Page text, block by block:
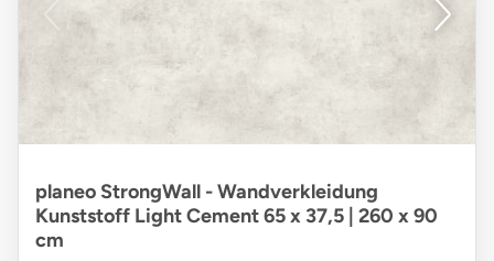
planeo StrongWall - Wandverkleidung
Kunststoff Light Cement 65 x 37,5 | 260 x 90
cm